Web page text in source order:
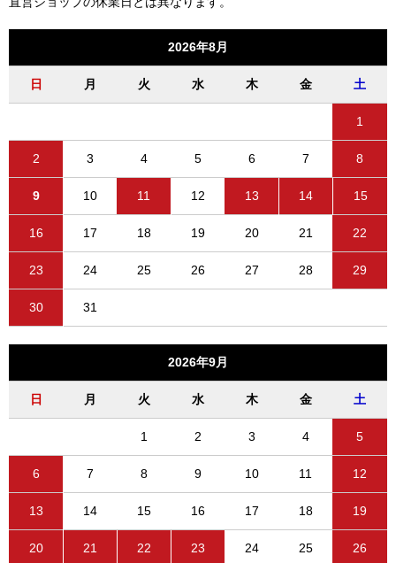
2026年8月
日 月 火 水 木 金 土
1
2 3 4 5 6 7 8
9 10 11 12 13 14 15
16 17 18 19 20 21 22
23 24 25 26 27 28 29
30 31
2026年9月
日 月 火 水 木 金 土
1 2 3 4 5
6 7 8 9 10 11 12
13 14 15 16 17 18 19
20 21 22 23 24 25 26